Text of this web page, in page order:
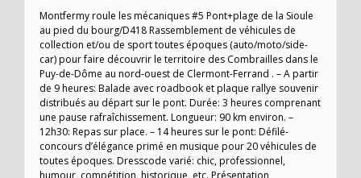
Montfermy roule les mécaniques #5 Pont+plage de la Sioule
au pied du bourg/D418 Rassemblement de véhicules de
collection et/ou de sport toutes époques (auto/moto/side-
car) pour faire découvrir le territoire des Combrailles dans le
Puy-de-Dôme au nord-ouest de Clermont-Ferrand . – A partir
de 9 heures: Balade avec roadbook et plaque rallye souvenir
distribués au départ sur le pont. Durée: 3 heures comprenant
une pause rafraîchissement. Longueur: 90 km environ. –
12h30: Repas sur place. – 14 heures sur le pont: Défilé-
concours d’élégance primé en musique pour 20 véhicules de
toutes époques. Dresscode varié: chic, professionnel,